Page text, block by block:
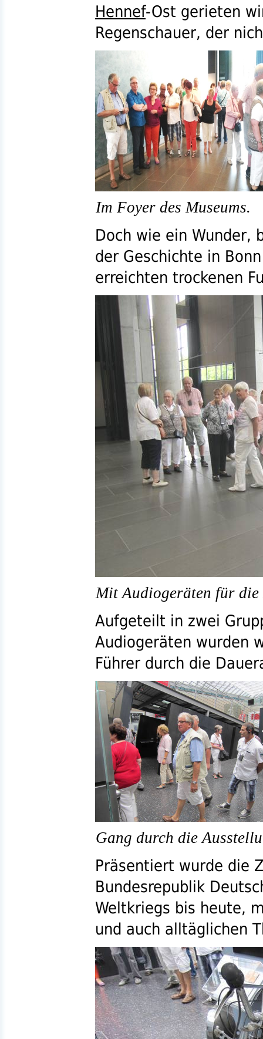
Hennef-Ost gerieten
Regenschauer, der
Im Foyer des Museums.
Doch wie ein Wunder,
der Geschichte in
erreichten trockenen
Mit Audiogeräten für die
Aufgeteilt in zwei
Audiogeräten wurden
Führer durch die
Gang durch die
Präsentiert wurde die
Bundesrepublik
Weltkriegs bis heute,
und auch alltäglichen